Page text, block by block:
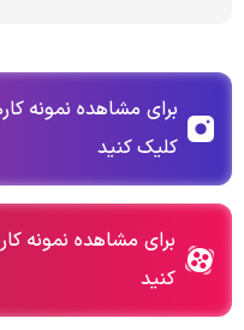
برای مشاهده نمونه
کلیک کنید
برای مشاهده نمونه
کنید